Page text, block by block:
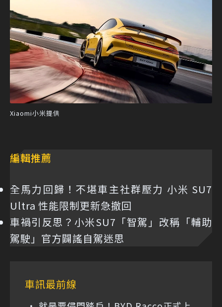
Xiaomi小米提供
編輯推薦
全馬力回歸！不堪車主社群壓力 小米 SU7
Ultra 性能限制更新急撤回
車禍引反思？小米SU7「智駕」改稱「輔助
駕駛」官方闢謠自駕迷思
車訊最前線